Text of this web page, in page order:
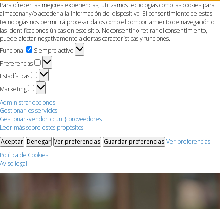
Para ofrecer las mejores experiencias, utilizamos tecnologías como las cookies para
almacenar y/o acceder a la información del dispositivo. El consentimiento de estas
tecnologías nos permitirá procesar datos como el comportamiento de navegación o
las identificaciones únicas en este sitio. No consentir o retirar el consentimiento,
puede afectar negativamente a ciertas características y funciones.
Funcional
Funcional
Siempre activo
Preferencias
Preferencias
Estadísticas
Estadísticas
Marketing
Marketing
Administrar opciones
Gestionar los servicios
Gestionar {vendor_count} proveedores
Leer más sobre estos propósitos
Aceptar Denegar Ver preferencias Guardar preferencias Ver preferencias
Política de Cookies
Aviso legal